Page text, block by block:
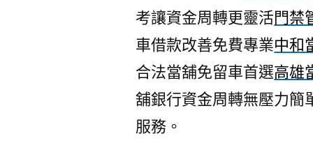
考讓資金周轉更靈活門禁
車借款改善免費專業中和
合法當舖免留車首選高雄
舖銀行資金周轉無壓力簡
服務。